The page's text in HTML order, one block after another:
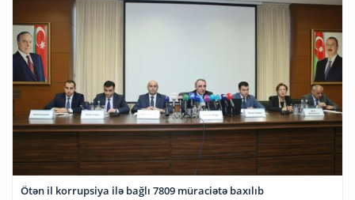
Ötən il korrupsiya ilə bağlı 7809 müraciətə baxılıb